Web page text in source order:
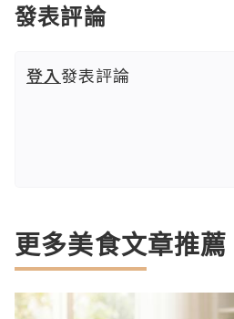
發表評論
登入發表評論
更多美食文章推薦